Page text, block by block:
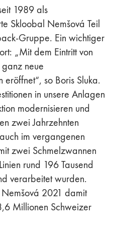
1989 als
Skloobal Nemšová Teil
Gruppe. Ein wichtiger
„Mit dem Eintritt von
neue
eröffnet“, so Boris Sluka.
in unsere Anlagen
modernisieren und
zwei Jahrzehnten
im vergangenen
zwei Schmelzwannen
rund 196 Tausend
verarbeitet wurden.
2021 damit
Millionen Schweizer